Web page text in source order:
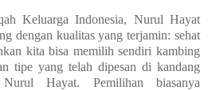
Keluarga Indonesia, Nurul Hayat
dengan kualitas yang terjamin: sehat
kita bisa memilih sendiri kambing
tipe yang telah dipesan di kandang
Hayat. Pemilihan biasanya